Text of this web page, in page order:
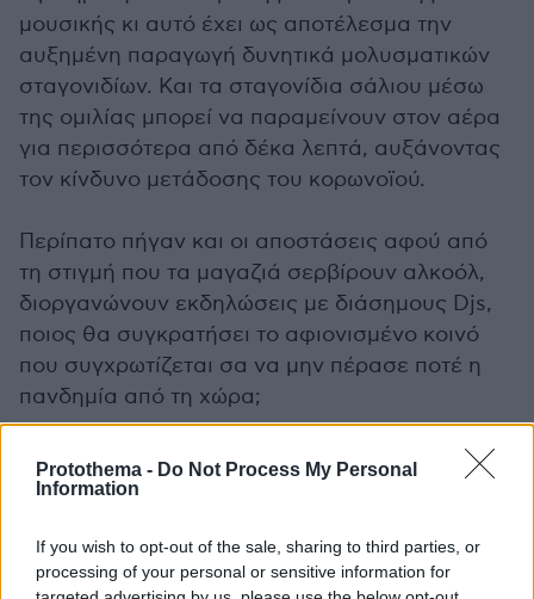
Protothema - Do Not Process My Personal
Information
If you wish to opt-out of the sale, sharing to third parties, or
processing of your personal or sensitive information for
μουσικής κι αυτό έχει ως αποτέλεσμα την
αυξημένη παραγωγή δυνητικά μολυσματικών
σταγονιδίων. Και τα σταγονίδια σάλιου μέσω
της ομιλίας μπορεί να παραμείνουν στον αέρα
για περισσότερα από δέκα λεπτά, αυξάνοντας
τον κίνδυνο μετάδοσης του κορωνοϊού.
Περίπατο πήγαν και οι αποστάσεις αφού από
τη στιγμή που τα μαγαζιά σερβίρουν αλκοόλ,
διοργανώνουν εκδηλώσεις με διάσημους Djs,
ποιος θα συγκρατήσει το αφιονισμένο κοινό
που συγχρωτίζεται σα να μην πέρασε ποτέ η
πανδημία από τη χώρα;
Ίδια εικόνα και στα μπουζούκια. Ενώ ξεκίνησαν
τηρώντας σχολαστικά όλα τα μέτρα στη πορεία
στην επαρχία ο σχεδιασμός πήγε στο κάλαθο
των σκουπιδιών. Μετά τις τρεις τα ξημερώματα